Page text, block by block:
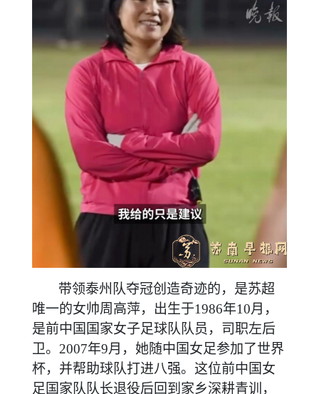
带领泰州队夺冠创造奇迹的，是苏超
唯一的女帅周高萍，出生于1986年10月，
是前中国国家女子足球队队员，司职左后
卫。2007年9月，她随中国女足参加了世界
杯，并帮助球队打进八强。这位前中国女
足国家队队长退役后回到家乡深耕青训，